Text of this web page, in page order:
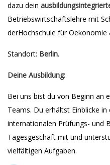
dazu dein
Betriebswirtschaftslehre mit
derHochschule für
Standort: Berlin.
Deine Ausbildung:
Bei uns bist du von Beginn an
Teams. Du erhältst Einblicke
internationalen Prüfungs- und
Tagesgeschäft mit und
vielfältigen Aufgaben.